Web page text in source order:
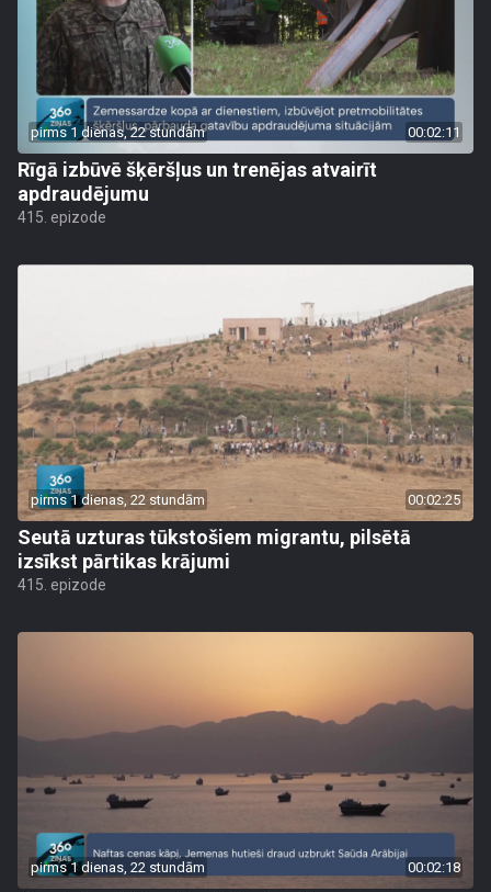
pirms 1 dienas, 22 stundām 00:02:11
Rīgā izbūvē šķēršļus un trenējas atvairīt
apdraudējumu
415. epizode
pirms 1 dienas, 22 stundām 00:02:25
Seutā uzturas tūkstošiem migrantu, pilsētā
izsīkst pārtikas krājumi
415. epizode
pirms 1 dienas, 22 stundām 00:02:18